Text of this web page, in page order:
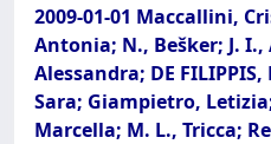
2009-01-01 Maccallini,
Antonia; N., Bešker; J.
Alessandra; DE
Sara; Giampietro,
Marcella; M. L., Tricca;